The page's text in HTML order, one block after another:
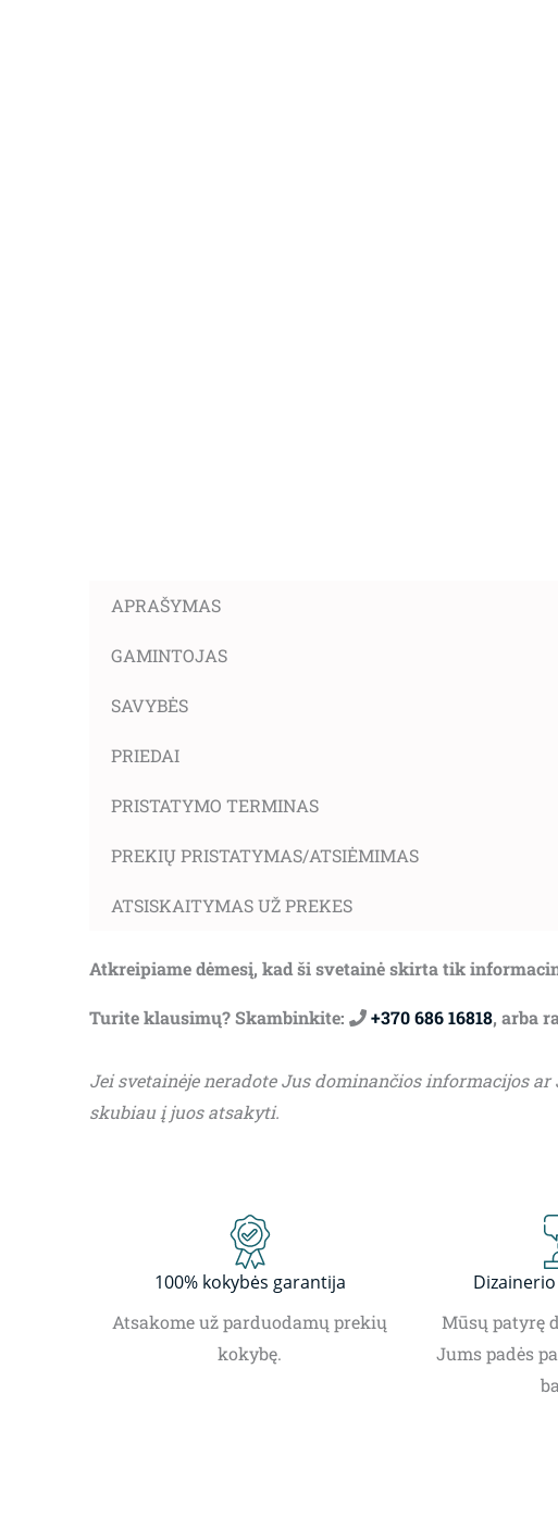
APRAŠYMAS
GAMINTOJAS
SAVYBĖS
PRIEDAI
PRISTATYMO TERMINAS
PREKIŲ PRISTATYMAS/ATSIĖMIMAS
ATSISKAITYMAS UŽ PREKES
Atkreipiame dėmesį, kad ši svetainė skirta tik
Turite klausimų? Skambinkite: +370 686 16818, arba
Jei svetainėje neradote Jus dominančios informacijos
skubiau į juos atsakyti.
100% kokybės garantija
Atsakome už parduodamų prekių
kokybę.
Mūsų patyrę
Jums padės